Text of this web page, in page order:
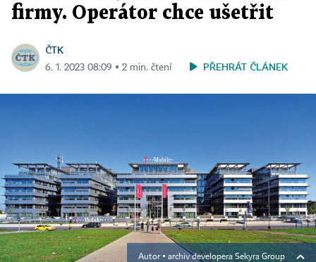
firmy. Operátor chce ušetřit
ČTK
6. 1. 2023 08:09 ▪ 2 min. čtení PŘEHRÁT ČLÁNEK
Autor ▪ archiv developera Sekyra Group